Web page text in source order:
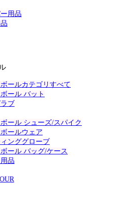
用品
ールカテゴリすべて
ール バット
ブ
ール シューズ/スパイク
ールウェア
ンググローブ
ール バッグ/ケース
品